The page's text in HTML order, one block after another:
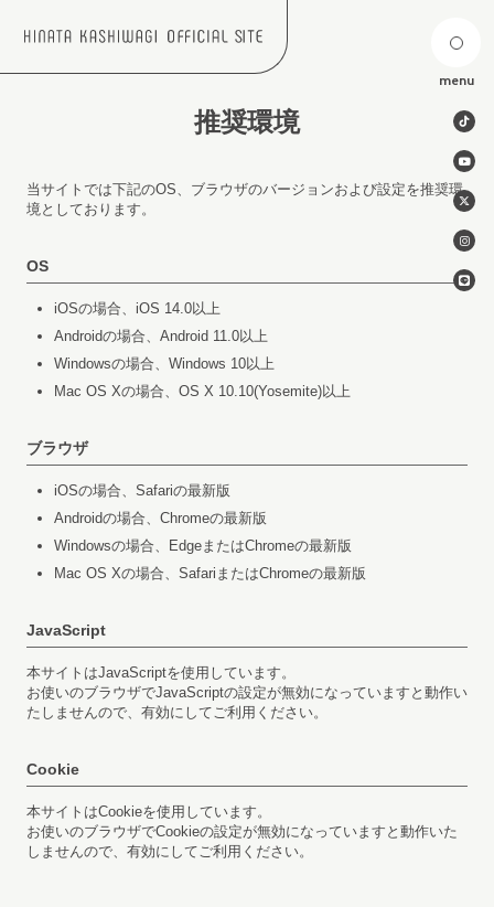
menu
推奨環境
当サイトでは下記のOS、ブラウザのバージョンおよび設定を推奨環
境としております。
OS
iOSの場合、iOS 14.0以上
Androidの場合、Android 11.0以上
Windowsの場合、Windows 10以上
Mac OS Xの場合、OS X 10.10(Yosemite)以上
ブラウザ
iOSの場合、Safariの最新版
Androidの場合、Chromeの最新版
Windowsの場合、EdgeまたはChromeの最新版
Mac OS Xの場合、SafariまたはChromeの最新版
JavaScript
本サイトはJavaScriptを使用しています。
お使いのブラウザでJavaScriptの設定が無効になっていますと動作い
たしませんので、有効にしてご利用ください。
Cookie
本サイトはCookieを使用しています。
お使いのブラウザでCookieの設定が無効になっていますと動作いた
しませんので、有効にしてご利用ください。